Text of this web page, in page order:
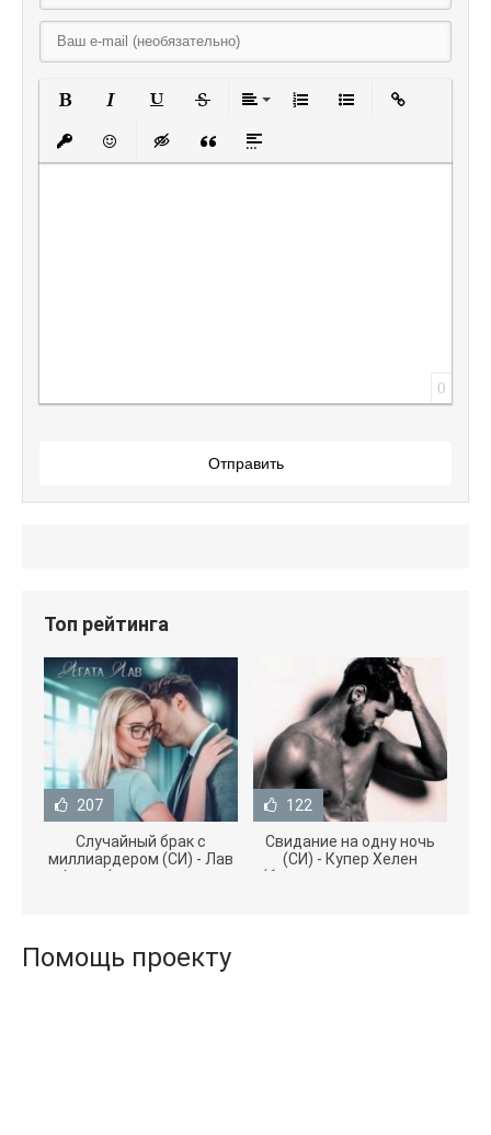
Вставить защищенную ссылку
Вставить смайлик
Вставка скрытого текста
Вставка цитаты
Вставка спойлера
0
Отправить
Топ рейтинга
207
Случайный брак с
миллиардером (СИ) - Лав
Агата (полная версия
122
Свидание на одну ночь
(СИ) - Купер Хелен
(бесплатные серии книг
Помощь проекту